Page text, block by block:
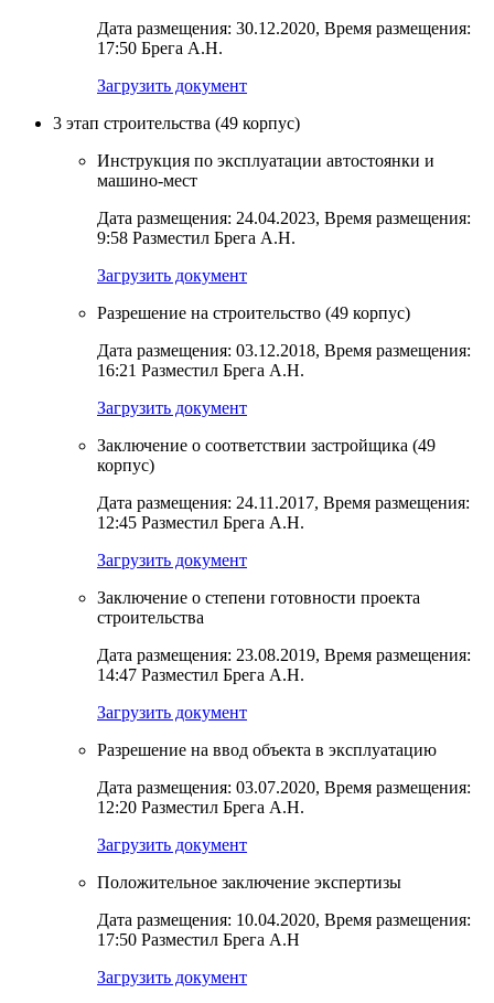
Дата размещения: 30.12.2020, Время размещения:
17:50 Брега А.Н.
Загрузить документ
3 этап строительства (49 корпус)
Инструкция по эксплуатации автостоянки и
машино-мест
Дата размещения: 24.04.2023, Время размещения:
9:58 Разместил Брега А.Н.
Загрузить документ
Разрешение на строительство (49 корпус)
Дата размещения: 03.12.2018, Время размещения:
16:21 Разместил Брега А.Н.
Загрузить документ
Заключение о соответствии застройщика (49
корпус)
Дата размещения: 24.11.2017, Время размещения:
12:45 Разместил Брега А.Н.
Загрузить документ
Заключение о степени готовности проекта
строительства
Дата размещения: 23.08.2019, Время размещения:
14:47 Разместил Брега А.Н.
Загрузить документ
Разрешение на ввод объекта в эксплуатацию
Дата размещения: 03.07.2020, Время размещения:
12:20 Разместил Брега А.Н.
Загрузить документ
Положительное заключение экспертизы
Дата размещения: 10.04.2020, Время размещения:
17:50 Разместил Брега А.Н
Загрузить документ